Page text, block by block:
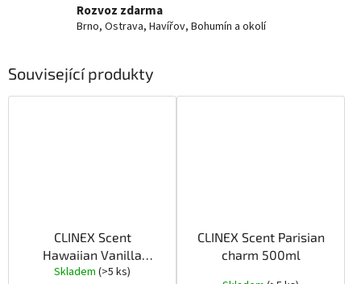
Rozvoz zdarma
Brno, Ostrava, Havířov, Bohumín a okolí
Související produkty
CLINEX Scent
Hawaiian Vanilla
500ml
PrůměrnéSkladem (>5 ks)
CLINEX Scent Parisian
charm 500ml